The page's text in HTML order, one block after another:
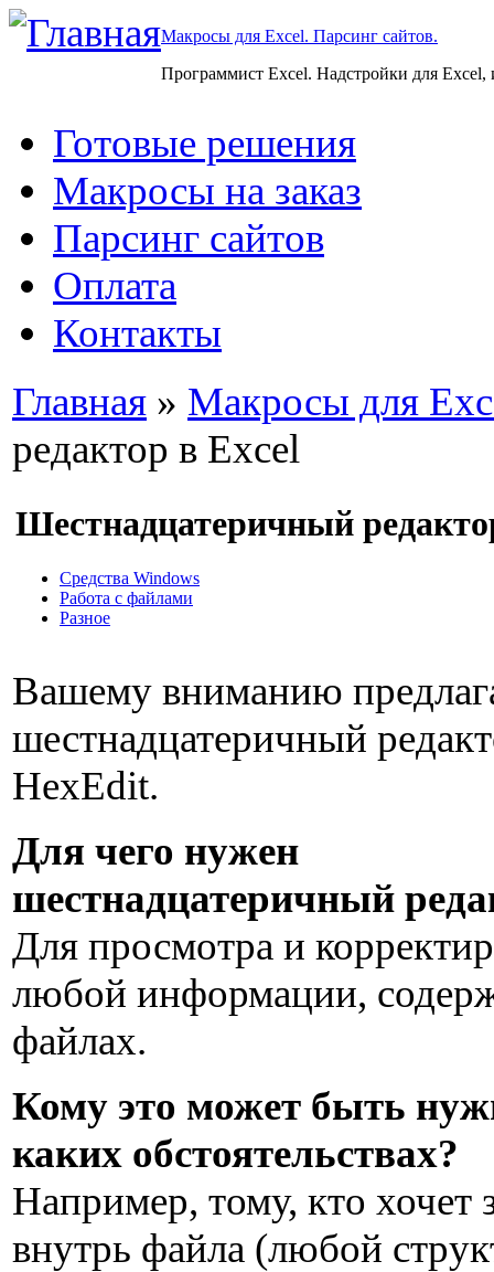
Макросы для Excel. Парсинг сайтов.
Программист Excel. Надстройки для Excel,
Готовые решения
Макросы на заказ
Парсинг сайтов
Оплата
Контакты
Главная » Макросы для
редактор в Excel
Шестнадцатеричный
Средства Windows
Работа с файлами
Разное
Вашему вниманию
шестнадцатеричный
HexEdit.
Для чего нужен
шестнадцатеричный
Для просмотра и
любой информации,
файлах.
Кому это может быть
каких обстоятельствах?
Например, тому, кто хочет
внутрь файла (любой